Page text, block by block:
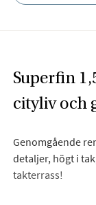
Superfin
cityliv och
Genomgående
detaljer, högt i
takterrass!